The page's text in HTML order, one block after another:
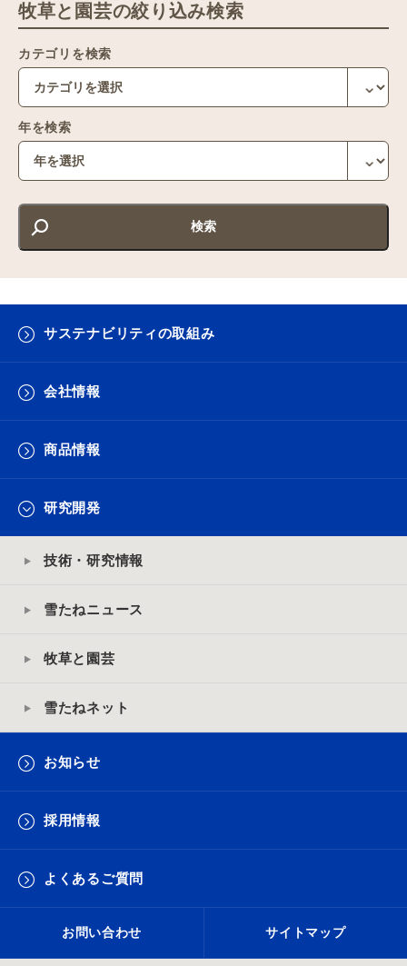
牧草と園芸の絞り込み検索
カテゴリを検索
年を検索
サステナビリティの取組み
会社情報
商品情報
研究開発
技術・研究情報
雪たねニュース
牧草と園芸
雪たねネット
お知らせ
採用情報
よくあるご質問
お問い合わせ サイトマップ